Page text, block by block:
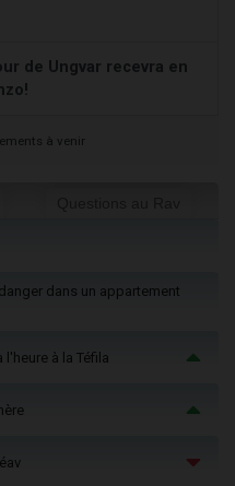
de Ungvar recevra en
à venir
dans un appartement
à la Téfila